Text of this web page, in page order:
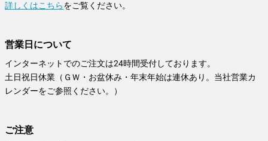
詳しくはこちらをご覧ください。
営業日について
インターネットでのご注文は24時間受付しております。
土日祝日休業（ＧＷ・お盆休み・年末年始は連休あり。当社営業カ
レンダーをご参照ください。）
ご注意